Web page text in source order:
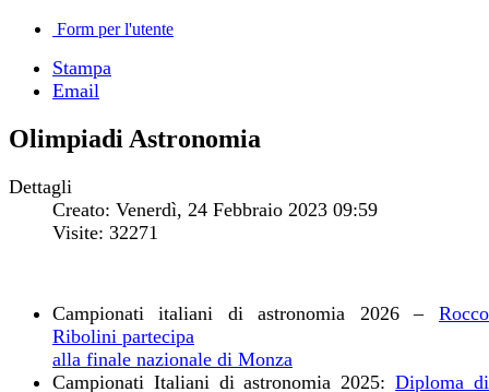
Form per l'utente
Stampa
Email
Olimpiadi Astronomia
Dettagli
Creato: Venerdì, 24 Febbraio 2023 09:59
Visite: 32271
Campionati italiani di astronomia 2026 – Rocco
Ribolini partecipa
alla finale nazionale di Monza
Campionati Italiani di astronomia 2025:Diploma di